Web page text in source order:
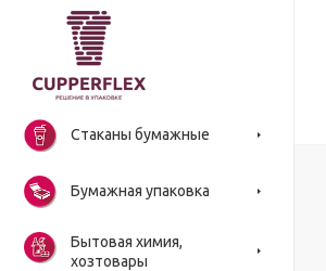
Стаканы бумажные
Бумажная упаковка
Бытовая химия,
хозтовары